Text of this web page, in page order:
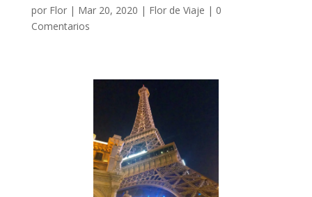
por Flor| Mar 20, 2020 | Flor de Viaje | 0
Comentarios